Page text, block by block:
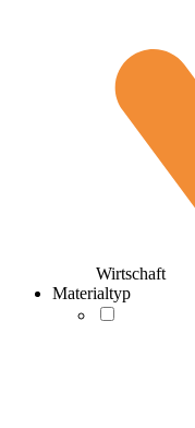
Wirtschaft
Materialtyp